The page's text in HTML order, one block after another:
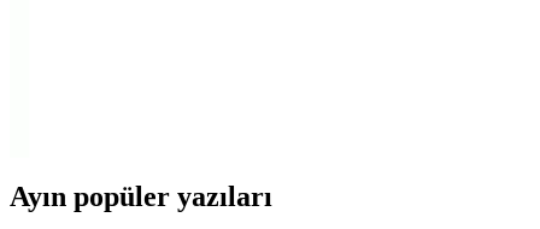
Ayın popüler yazıları